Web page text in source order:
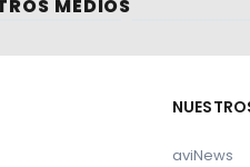
Europea
MEDIOS
aviNews